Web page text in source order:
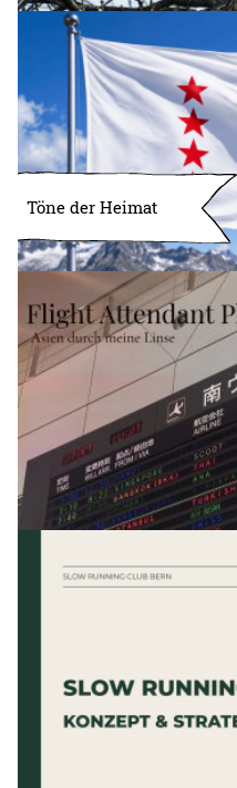
Töne der Heimat